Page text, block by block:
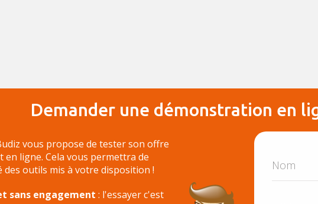
Demander une démonstration en
vous propose de tester son offre
ligne. Cela vous permettra de
outils mis à votre disposition !
sans engagement : l'essayer c'est